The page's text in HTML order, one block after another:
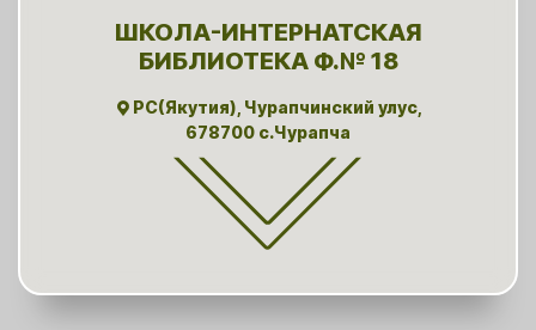
ШКОЛА-ИНТЕРНАТСКАЯ
БИБЛИОТЕКА Ф.№ 18
РС(Якутия), Чурапчинский улус,
678700 с.Чурапча